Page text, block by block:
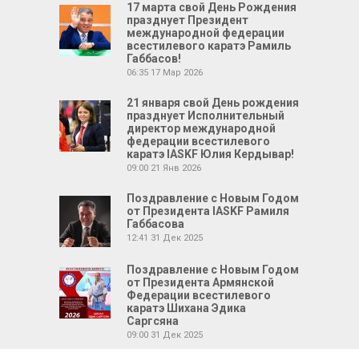
17 марта свой День Рождения
празднует Президент
международной федерации
всестилевого каратэ Рамиль
Габбасов!
06:35 17 Мар 2026
21 января свой День рождения
празднует Исполнительный
директор международной
федерации всестилевого
каратэ IASKF Юлия Кердывар!
09:00 21 Янв 2026
Поздравление с Новым Годом
от Президента IASKF Рамиля
Габбасова
12:41 31 Дек 2025
Поздравление с Новым Годом
от Президента Армянской
Федерации всестилевого
каратэ Шихана Эдика
Саргсяна
09:00 31 Дек 2025